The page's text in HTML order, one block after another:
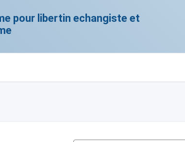
pour libertin echangiste et